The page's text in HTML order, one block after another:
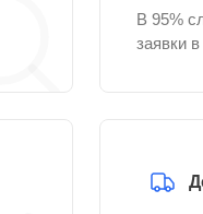
В 95%
заявки